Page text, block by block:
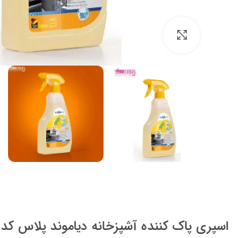
بزرگنمایی تصویر
اسپری پاک کننده آشپزخانه دیاموند پلاس کد K401 حجم 500ml